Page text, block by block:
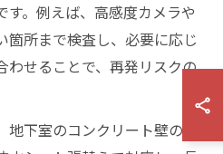
。例えば、高感度カメラや
箇所まで検査し、必要に応じ
わせることで、再発リスクの
下室のコンクリート壁のひ